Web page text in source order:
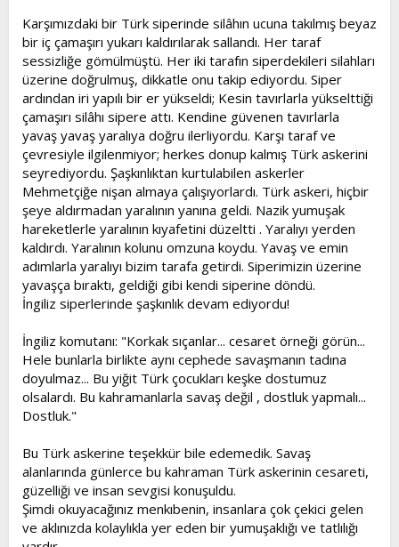
Karşımızdaki bir Türk siperinde silâhın ucuna takılmış beyaz
bir iç çamaşırı yukarı kaldırılarak sallandı. Her taraf
sessizliğe gömülmüştü. Her iki tarafın siperdekileri silahları
üzerine doğrulmuş, dikkatle onu takip ediyordu. Siper
ardından iri yapılı bir er yükseldi; Kesin tavırlarla yükselttiği
çamaşırı silâhı sipere attı. Kendine güvenen tavırlarla
yavaş yavaş yaralıya doğru ilerliyordu. Karşı taraf ve
çevresiyle ilgilenmiyor; herkes donup kalmış Türk askerini
seyrediyordu. Şaşkınlıktan kurtulabilen askerler
Mehmetçiğe nişan almaya çalışıyorlardı. Türk askeri, hiçbir
şeye aldırmadan yaralının yanına geldi. Nazik yumuşak
hareketlerle yaralının kıyafetini düzeltti . Yaralıyı yerden
kaldırdı. Yaralının kolunu omzuna koydu. Yavaş ve emin
adımlarla yaralıyı bizim tarafa getirdi. Siperimizin üzerine
yavaşça bıraktı, geldiği gibi kendi siperine döndü.
İngiliz siperlerinde şaşkınlık devam ediyordu!
İngiliz komutanı: "Korkak sıçanlar... cesaret örneği görün...
Hele bunlarla birlikte aynı cephede savaşmanın tadına
doyulmaz... Bu yiğit Türk çocukları keşke dostumuz
olsalardı. Bu kahramanlarla savaş değil , dostluk yapmalı...
Dostluk."
Bu Türk askerine teşekkür bile edemedik. Savaş
alanlarında günlerce bu kahraman Türk askerinin cesareti,
güzelliği ve insan sevgisi konuşuldu.
Şimdi okuyacağınız menkıbenin, insanlara çok çekici gelen
ve aklınızda kolaylıkla yer eden bir yumuşaklığı ve tatlılığı